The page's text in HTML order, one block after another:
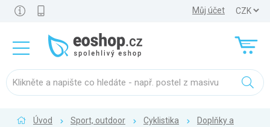
Můj účet
Úvod Sport, outdoor Cyklistika
Doplňky a